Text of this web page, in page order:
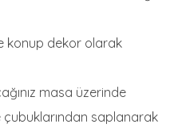
konup dekor olarak
masa üzerinde
saplanarak